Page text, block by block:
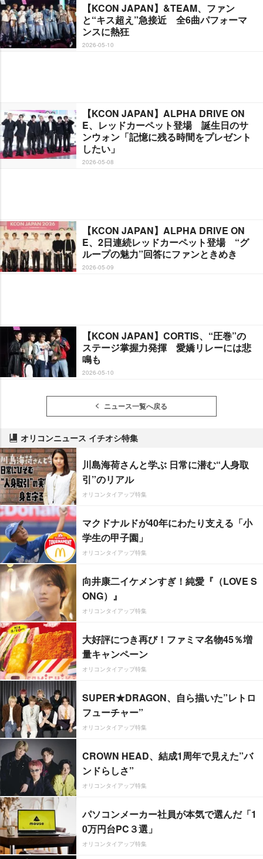
【KCON JAPAN】&TEAM、ファン
と“キス超え”急接近 全6曲パフォーマ
ンスに熱狂
2026-05-10
【KCON JAPAN】ALPHA DRIVE ON
E、レッドカーペット登場 誕生日のサ
ンウォン「記憶に残る時間をプレゼント
したい」
2026-05-08
【KCON JAPAN】ALPHA DRIVE ON
E、2日連続レッドカーペット登場 “グ
ループの魅力”回答にファンときめき
2026-05-09
【KCON JAPAN】CORTIS、“圧巻”の
ステージ掌握力発揮 愛嬌リレーには悲
鳴も
2026-05-10
ニュース一覧へ戻る
オリコンニュース イチオシ特集
川島海荷さんと学ぶ 日常に潜む“人身取
引”のリアル
オリコンタイアップ特集
マクドナルドが40年にわたり支える「小
学生の甲子園」
オリコンタイアップ特集
向井康二イケメンすぎ！純愛『（LOVE S
ONG）』
オリコンタイアップ特集
大好評につき再び！ファミマ名物45％増
量キャンペーン
オリコンタイアップ特集
SUPER★DRAGON、自ら描いた”レトロ
フューチャー”
オリコンタイアップ特集
CROWN HEAD、結成1周年で見えた”バ
ンドらしさ”
オリコンタイアップ特集
パソコンメーカー社員が本気で選んだ「1
0万円台PC３選」
オリコンタイアップ特集